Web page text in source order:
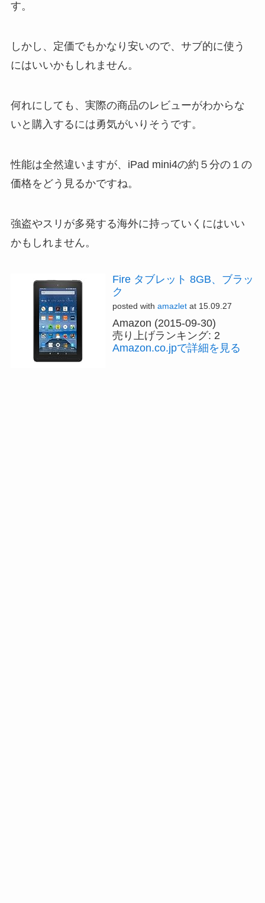
す。
しかし、定価でもかなり安いので、サブ的に使う
にはいいかもしれません。
何れにしても、実際の商品のレビューがわからな
いと購入するには勇気がいりそうです。
性能は全然違いますが、iPad mini4の約５分の１の
価格をどう見るかですね。
強盗やスリが多発する海外に持っていくにはいい
かもしれません。
Fire タブレット 8GB、ブラッ
ク
posted with amazletat 15.09.27
Amazon (2015-09-30)
売り上げランキング: 2
Amazon.co.jpで詳細を見る